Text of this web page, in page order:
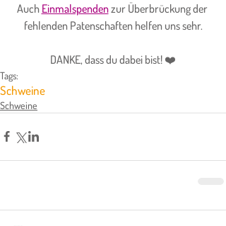
Auch Einmalspenden zur Überbrückung der
fehlenden Patenschaften helfen uns sehr.
DANKE, dass du dabei bist! ❤️
Tags:
Schweine
Schweine